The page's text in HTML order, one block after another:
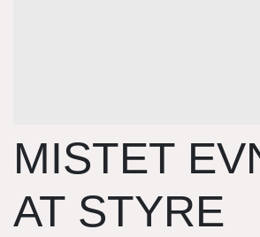
MISTET
AT STYRE